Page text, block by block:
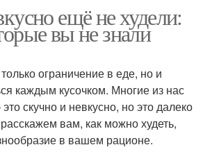
ещё не худели:
вы не знали
ограничение в еде, но и
каждым кусочком. Многие из нас
скучно и невкусно, но это далеко
вам, как можно худеть,
в вашем рационе.